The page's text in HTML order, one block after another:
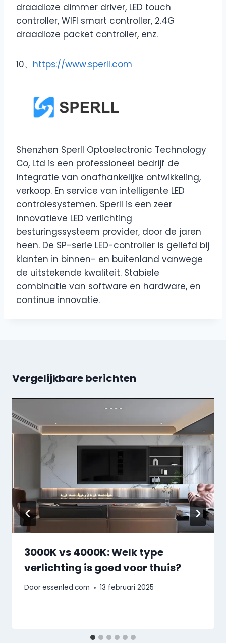
draadloze dimmer driver, LED touch
controller, WIFI smart controller, 2.4G
draadloze packet controller, enz.
10、 https://www.sperll.com
Shenzhen Sperll Optoelectronic Technology
Co, Ltd is een professioneel bedrijf de
integratie van onafhankelijke ontwikkeling,
verkoop. En service van intelligente LED
controlesystemen. Sperll is een zeer
innovatieve LED verlichting
besturingssysteem provider, door de jaren
heen. De SP-serie LED-controller is geliefd bij
klanten in binnen- en buitenland vanwege
de uitstekende kwaliteit. Stabiele
combinatie van software en hardware, en
continue innovatie.
Vergelijkbare berichten
3000K vs 4000K: Welk type
verlichting is goed voor thuis?
Dooressenled.com 13 februari 2025